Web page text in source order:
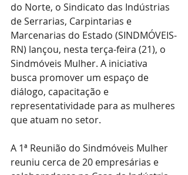
do Norte, o Sindicato das Indústrias
de Serrarias, Carpintarias e
Marcenarias do Estado (SINDMÓVEIS-
RN) lançou, nesta terça-feira (21), o
Sindmóveis Mulher. A iniciativa
busca promover um espaço de
diálogo, capacitação e
representatividade para as mulheres
que atuam no setor.
A 1ª Reunião do Sindmóveis Mulher
reuniu cerca de 20 empresárias e